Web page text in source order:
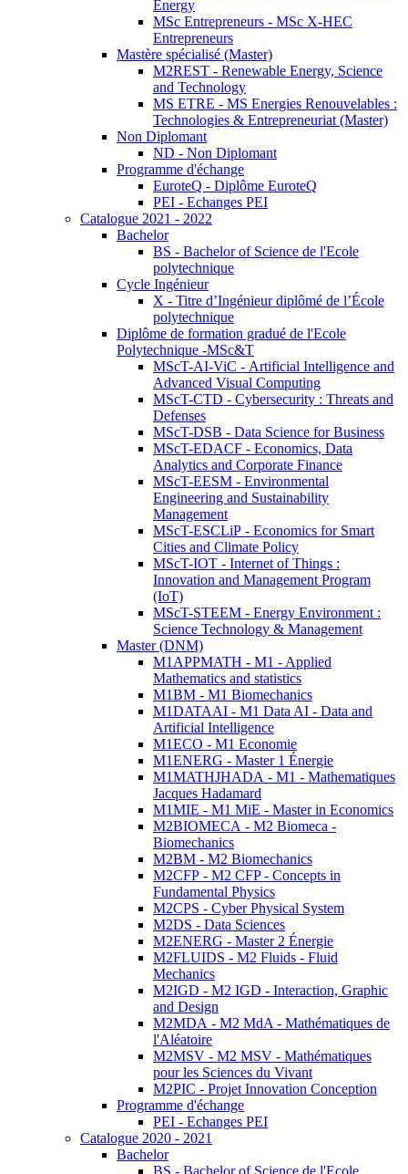
Energy
MSc Entrepreneurs - MSc X-HEC
Entrepreneurs
Mastère spécialisé (Master)
M2REST - Renewable Energy, Science
and Technology
MS ETRE - MS Energies Renouvelables :
Technologies & Entrepreneuriat (Master)
Non Diplomant
ND - Non Diplomant
Programme d'échange
EuroteQ - Diplôme EuroteQ
PEI - Echanges PEI
Catalogue 2021 - 2022
Bachelor
BS - Bachelor of Science de l'Ecole
polytechnique
Cycle Ingénieur
X - Titre d’Ingénieur diplômé de l’École
polytechnique
Diplôme de formation gradué de l'Ecole
Polytechnique -MSc&T
MScT-AI-ViC - Artificial Intelligence and
Advanced Visual Computing
MScT-CTD - Cybersecurity : Threats and
Defenses
MScT-DSB - Data Science for Business
MScT-EDACF - Economics, Data
Analytics and Corporate Finance
MScT-EESM - Environmental
Engineering and Sustainability
Management
MScT-ESCLiP - Economics for Smart
Cities and Climate Policy
MScT-IOT - Internet of Things :
Innovation and Management Program
(IoT)
MScT-STEEM - Energy Environment :
Science Technology & Management
Master (DNM)
M1APPMATH - M1 - Applied
Mathematics and statistics
M1BM - M1 Biomechanics
M1DATAAI - M1 Data AI - Data and
Artificial Intelligence
M1ECO - M1 Economie
M1ENERG - Master 1 Énergie
M1MATHJHADA - M1 - Mathematiques
Jacques Hadamard
M1MIE - M1 MiE - Master in Economics
M2BIOMECA - M2 Biomeca -
Biomechanics
M2BM - M2 Biomechanics
M2CFP - M2 CFP - Concepts in
Fundamental Physics
M2CPS - Cyber Physical System
M2DS - Data Sciences
M2ENERG - Master 2 Énergie
M2FLUIDS - M2 Fluids - Fluid
Mechanics
M2IGD - M2 IGD - Interaction, Graphic
and Design
M2MDA - M2 MdA - Mathématiques de
l'Aléatoire
M2MSV - M2 MSV - Mathématiques
pour les Sciences du Vivant
M2PIC - Projet Innovation Conception
Programme d'échange
PEI - Echanges PEI
Catalogue 2020 - 2021
Bachelor
BS - Bachelor of Science de l'Ecole